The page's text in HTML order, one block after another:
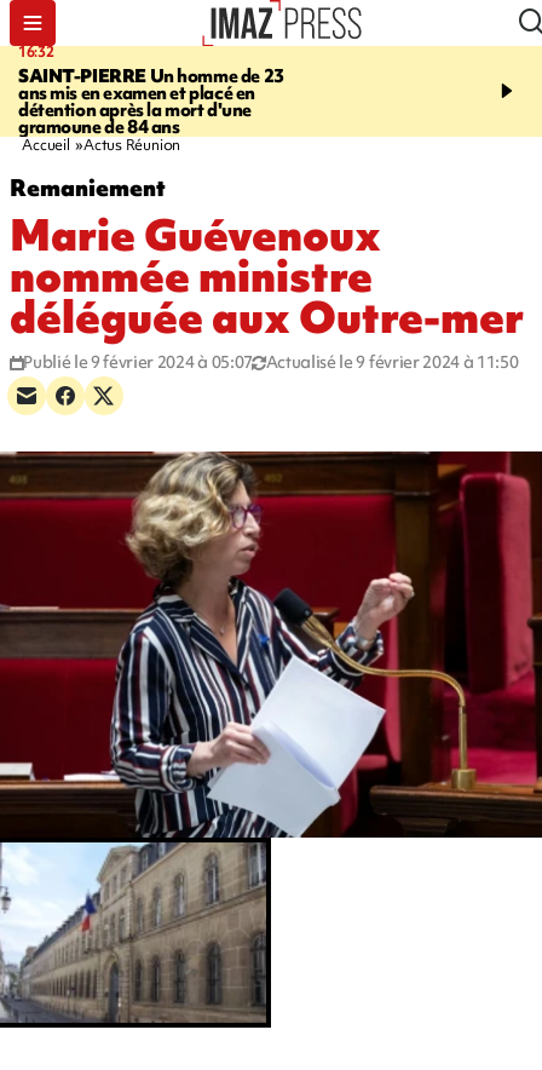
16:32
SAINT-PIERREUn homme de 23
ans mis en examen et placé en
détention après la mort d'une
gramoune de 84 ans
21:08
et Turquie scellent un
Accueil Actus Réunion
Remaniement
Marie Guévenoux
nommée ministre
déléguée aux Outre-mer
Publié le 9 février 2024 à 05:07 Actualisé le 9 février 2024 à 11:50